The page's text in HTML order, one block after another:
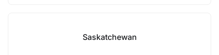
Saskatchewan